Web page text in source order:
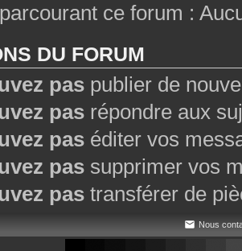
ce forum :
DU FORUM
pas publier de
pas répondre aux
pas éditer vos
pas supprimer vos
pas transférer de
Nous